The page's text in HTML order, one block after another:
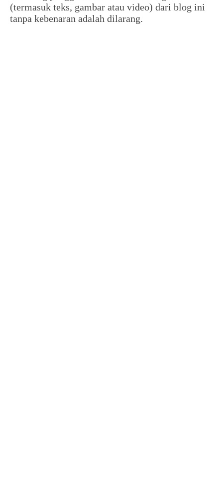
(termasuk teks, gambar atau video) dari blog ini
tanpa kebenaran adalah dilarang.